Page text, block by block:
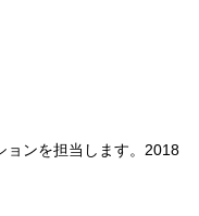
ョンを担当します。2018